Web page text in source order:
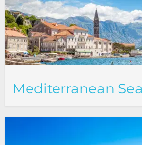
Mediterranean Sea